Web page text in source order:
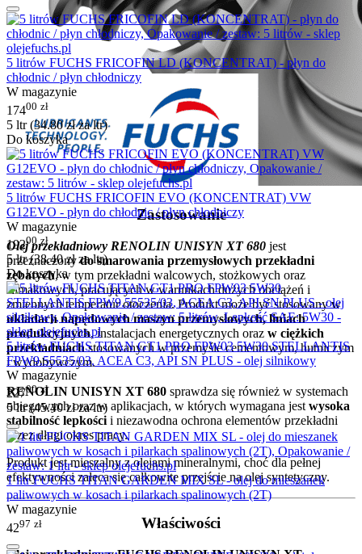
Zastosowanie
Olej przekładniowy RENOLIN UNISYN XT 680 jest
przeznaczonydo smarowania przemysłowych przekładni
zębatych, w tym przekładni walcowych, stożkowych oraz
ślimakowych, pracujących w warunkach dużych obciążeń i
zmiennych temperatur otoczenia. Produkt może być stosowanyw
układach napędowych maszyn przemysłowych, liniach
produkcyjnych, instalacjach energetycznych oraz w ciężkich
przekładniachstosowanych w przemyśle cementowym, hutniczym
i wydobywczym.
RENOLIN UNISYN XT 680 sprawdza się również w systemach
obiegowych oraz w aplikacjach, w których wymagana jest wysoka
stabilność lepkości i niezawodna ochrona elementów przekładni
przez długi okres pracy.
Produkt jest mieszalny z olejami mineralnymi, choć dla pełnej
efektywności zaleca się całkowite przejście na olej syntetyczny.
Właściwości
5 litrów FUCHS FRICOFIN LD (KONCENTRAT) - płyn do
chłodnic / płyn chłodniczy
W magazynie
17400 zł
5 ltr (34.80złza ltr)
Do koszyka
5 litrów FUCHS FRICOFIN EVO (KONCENTRAT) VW
G12EVO - płyn do chłodnic / płyn chłodniczy
W magazynie
19200 zł
5 ltr (38.40złza ltr)
Do koszyka
5 litrów FUCHS TITAN GT1 PRO FPW03 5W30 STELLANTIS
FPW9.55535/03, ACEA C3, API SN PLUS - olej silnikowy
W magazynie
22700 zł
5 ltr (45.40złza ltr)
1 litr FUCHS TITAN GARDEN MIX SL - olej do mieszanek
paliwowych w kosach i pilarkach spalinowych (2T)
W magazynie
4297 zł